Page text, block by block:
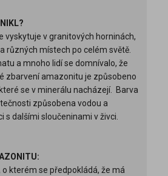
vyskytuje v granitových horninách,
různých místech po celém světě.
a mnoho lidí se domnívalo, že
zbarvení amazonitu je způsobeno
se v minerálu nacházejí.
Barva
způsobena vodou a
s dalšími sloučeninami v živci.
kterém se předpokládá, že má